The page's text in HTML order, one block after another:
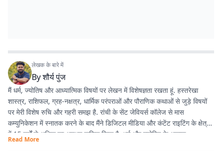
लेखक के बारे में
Byशौर्य पुंज
मैं धर्म, ज्योतिष और आध्यात्मिक विषयों पर लेखन में विशेषज्ञता रखता हूं. हस्तरेखा
शास्त्र, राशिफल, ग्रह-नक्षत्र, धार्मिक परंपराओं और पौराणिक कथाओं से जुड़े विषयों
पर मेरी विशेष रुचि और गहरी समझ है. रांची के सेंट जेवियर्स कॉलेज से मास
कम्युनिकेशन में स्नातक करने के बाद मैंने डिजिटल मीडिया और कंटेंट राइटिंग के क्षेत्र
में 15 वर्षों से अधिक का अनुभव हासिल किया है. धर्म और ज्योतिष के अलावा
एंटरटेनमेंट, लाइफस्टाइल और शिक्षा जैसे विषयों पर भी लगातार लेखन करता रहा हूं.
Read More